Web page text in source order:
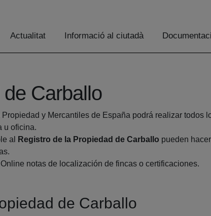
Actualitat Informació al ciutadà
Carballo
y Mercantiles de España podrá realizar todos
u oficina.
al
Registro de la Propiedad de Carballo pueden
notas de localización de fincas o certificaciones.
de Carballo